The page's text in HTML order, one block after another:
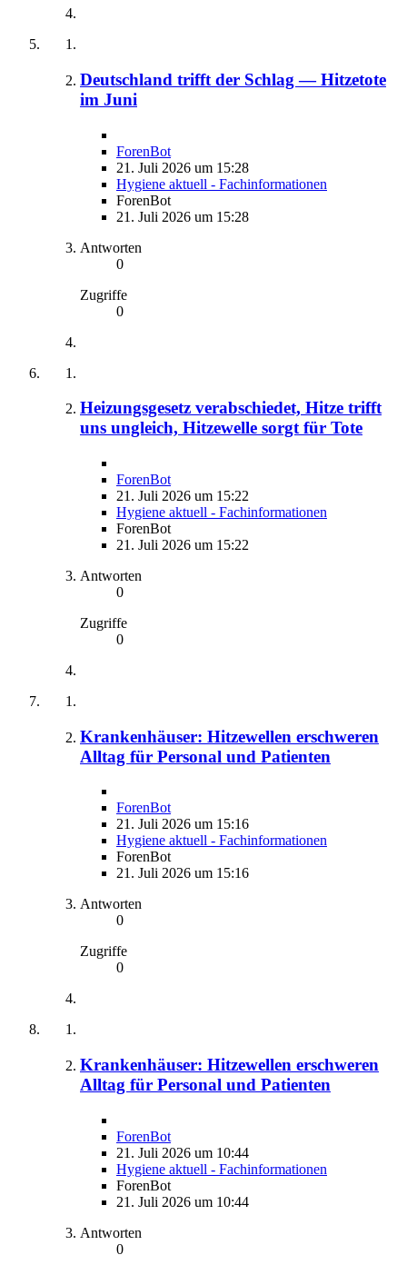
Deutschland trifft der Schlag — Hitzetote
im Juni
ForenBot
21. Juli 2026 um 15:28
Hygiene aktuell - Fachinformationen
ForenBot
21. Juli 2026 um 15:28
Antworten
0
Zugriffe
0
Heizungsgesetz verabschiedet, Hitze trifft
uns ungleich, Hitzewelle sorgt für Tote
ForenBot
21. Juli 2026 um 15:22
Hygiene aktuell - Fachinformationen
ForenBot
21. Juli 2026 um 15:22
Antworten
0
Zugriffe
0
Krankenhäuser: Hitzewellen erschweren
Alltag für Personal und Patienten
ForenBot
21. Juli 2026 um 15:16
Hygiene aktuell - Fachinformationen
ForenBot
21. Juli 2026 um 15:16
Antworten
0
Zugriffe
0
Krankenhäuser: Hitzewellen erschweren
Alltag für Personal und Patienten
ForenBot
21. Juli 2026 um 10:44
Hygiene aktuell - Fachinformationen
ForenBot
21. Juli 2026 um 10:44
Antworten
0